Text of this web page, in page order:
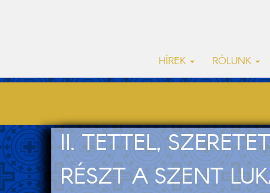
HÍREK RÓLUNK
II. TETTEL,
RÉSZT A SZENT